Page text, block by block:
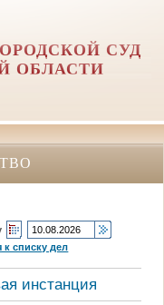
СУД
ОБЛАСТИ
к списку дел
инстанция